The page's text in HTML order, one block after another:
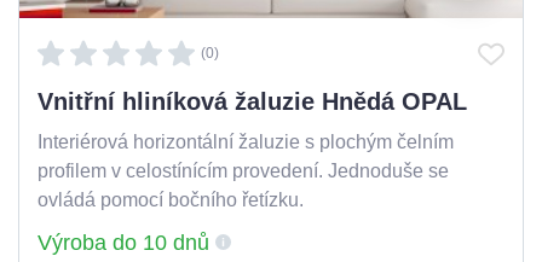
(0)
Vnitřní hliníková žaluzie Hnědá OPAL
Interiérová horizontální žaluzie s plochým čelním
profilem v celostínícím provedení. Jednoduše se
ovládá pomocí bočního řetízku.
Výroba do 10 dnů